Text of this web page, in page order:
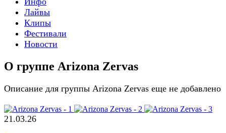
Лайвы
Клипы
Фестивали
Новости
О группе Arizona Zervas
Описание для группы Arizona Zervas еще не добавлено
21.03.26